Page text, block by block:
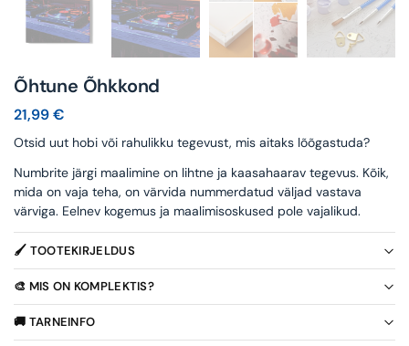
Õhtune Õhkkond
21,99€
Otsid uut hobi või rahulikku tegevust, mis aitaks lõõgastuda?
Numbrite järgi maalimine on lihtne ja kaasahaarav tegevus. Kõik,
mida on vaja teha, on värvida nummerdatud väljad vastava
värviga. Eelnev kogemus ja maalimisoskused pole vajalikud.
🖌️ TOOTEKIRJELDUS
🎨 MIS ON KOMPLEKTIS?
🚚 TARNEINFO